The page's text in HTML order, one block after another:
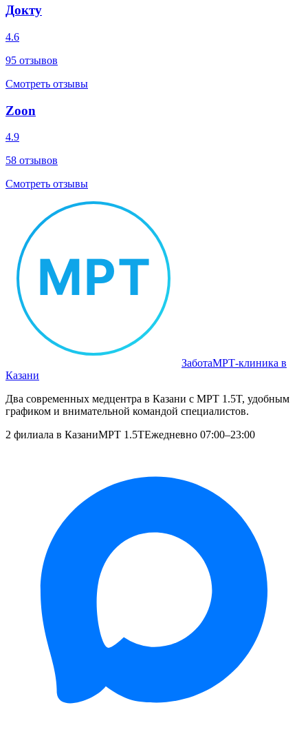
Докту
4.6
95 отзывов
Смотреть отзывы
Zoon
4.9
58 отзывов
Смотреть отзывы
ЗаботаМРТ‑клиника в
Казани
Два современных медцентра в Казани с МРТ 1.5T, удобным
графиком и внимательной командой специалистов.
2 филиала в КазаниМРТ 1.5TЕжедневно 07:00–23:00